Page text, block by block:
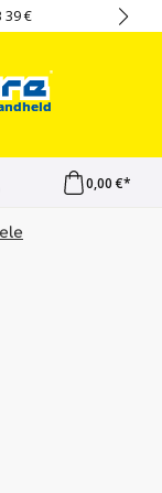
39 €
0,00 €*